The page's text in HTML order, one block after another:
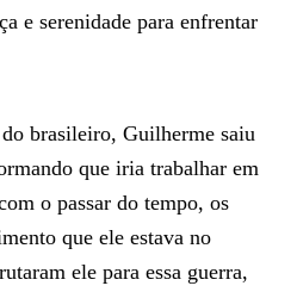
e serenidade para enfrentar
brasileiro, Guilherme saiu
que iria trabalhar em
o passar do tempo, os
que ele estava no
ele para essa guerra,